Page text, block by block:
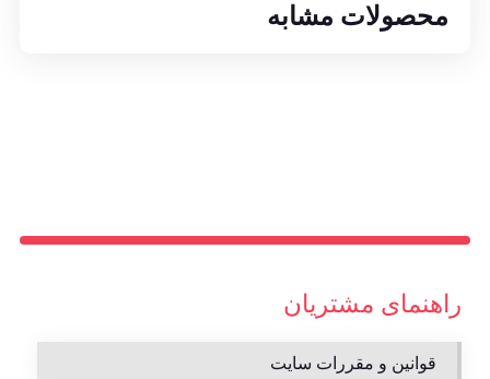
محصولات مشابه
راهنمای مشتریان
قوانین و مقررات سایت